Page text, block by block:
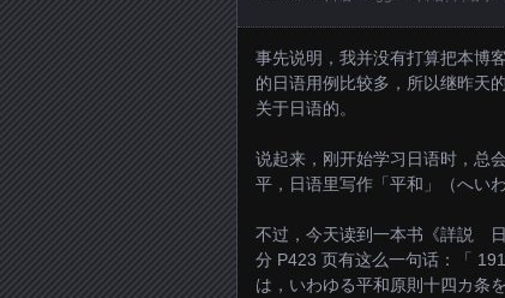
事先说明，我并没有打算把本博
的日语用例比较多，所以继昨天
关于日语的。
说起来，刚开始学习日语时，总
平，日语里写作「平和」（へい
不过，今天读到一本书《詳説
分 P423 页有这么一句话：「
は，いわゆる平和原則十四カ条